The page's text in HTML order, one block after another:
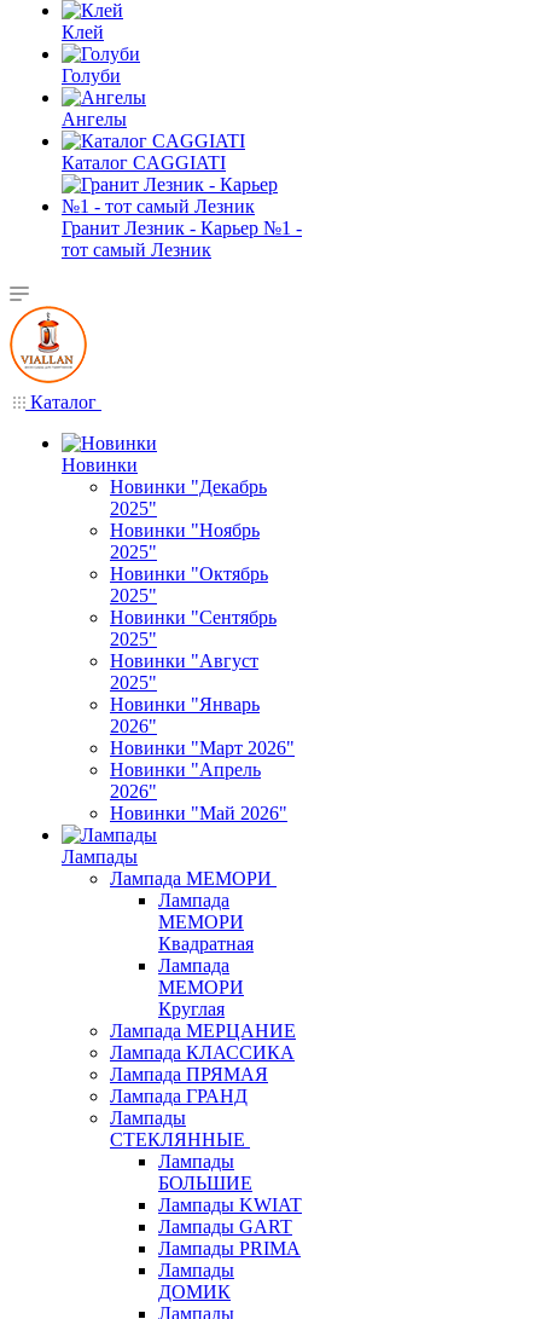
Клей
Голуби
Ангелы
Каталог CAGGIATI
Гранит Лезник - Карьер №1 -
тот самый Лезник
Каталог
Новинки
Новинки "Декабрь
2025"
Новинки "Ноябрь
2025"
Новинки "Октябрь
2025"
Новинки "Сентябрь
2025"
Новинки "Август
2025"
Новинки "Январь
2026"
Новинки "Март 2026"
Новинки "Апрель
2026"
Новинки "Май 2026"
Лампады
Лампада МЕМОРИ
Лампада
МЕМОРИ
Квадратная
Лампада
МЕМОРИ
Круглая
Лампада МЕРЦАНИЕ
Лампада КЛАССИКА
Лампада ПРЯМАЯ
Лампада ГРАНД
Лампады
СТЕКЛЯННЫЕ
Лампады
БОЛЬШИЕ
Лампады KWIAT
Лампады GART
Лампады PRIMA
Лампады
ДОМИК
Лампады